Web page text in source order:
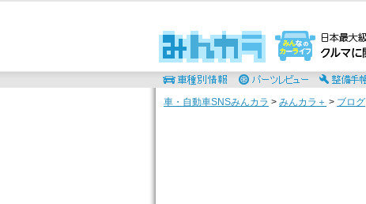
車・自動車SNSみんカラ > みんカラ＋ > ブログ